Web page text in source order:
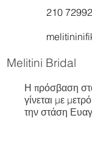
210
Melitini Bridal
Η πρόσβαση
γίνεται με
την στάση